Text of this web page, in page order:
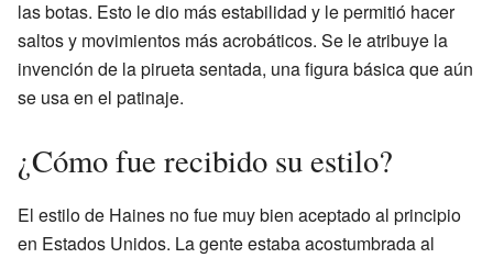
las botas. Esto le dio más estabilidad y le permitió hacer
saltos y movimientos más acrobáticos. Se le atribuye la
invención de la pirueta sentada, una figura básica que aún
se usa en el patinaje.
¿Cómo fue recibido su estilo?
El estilo de Haines no fue muy bien aceptado al principio
en Estados Unidos. La gente estaba acostumbrada al